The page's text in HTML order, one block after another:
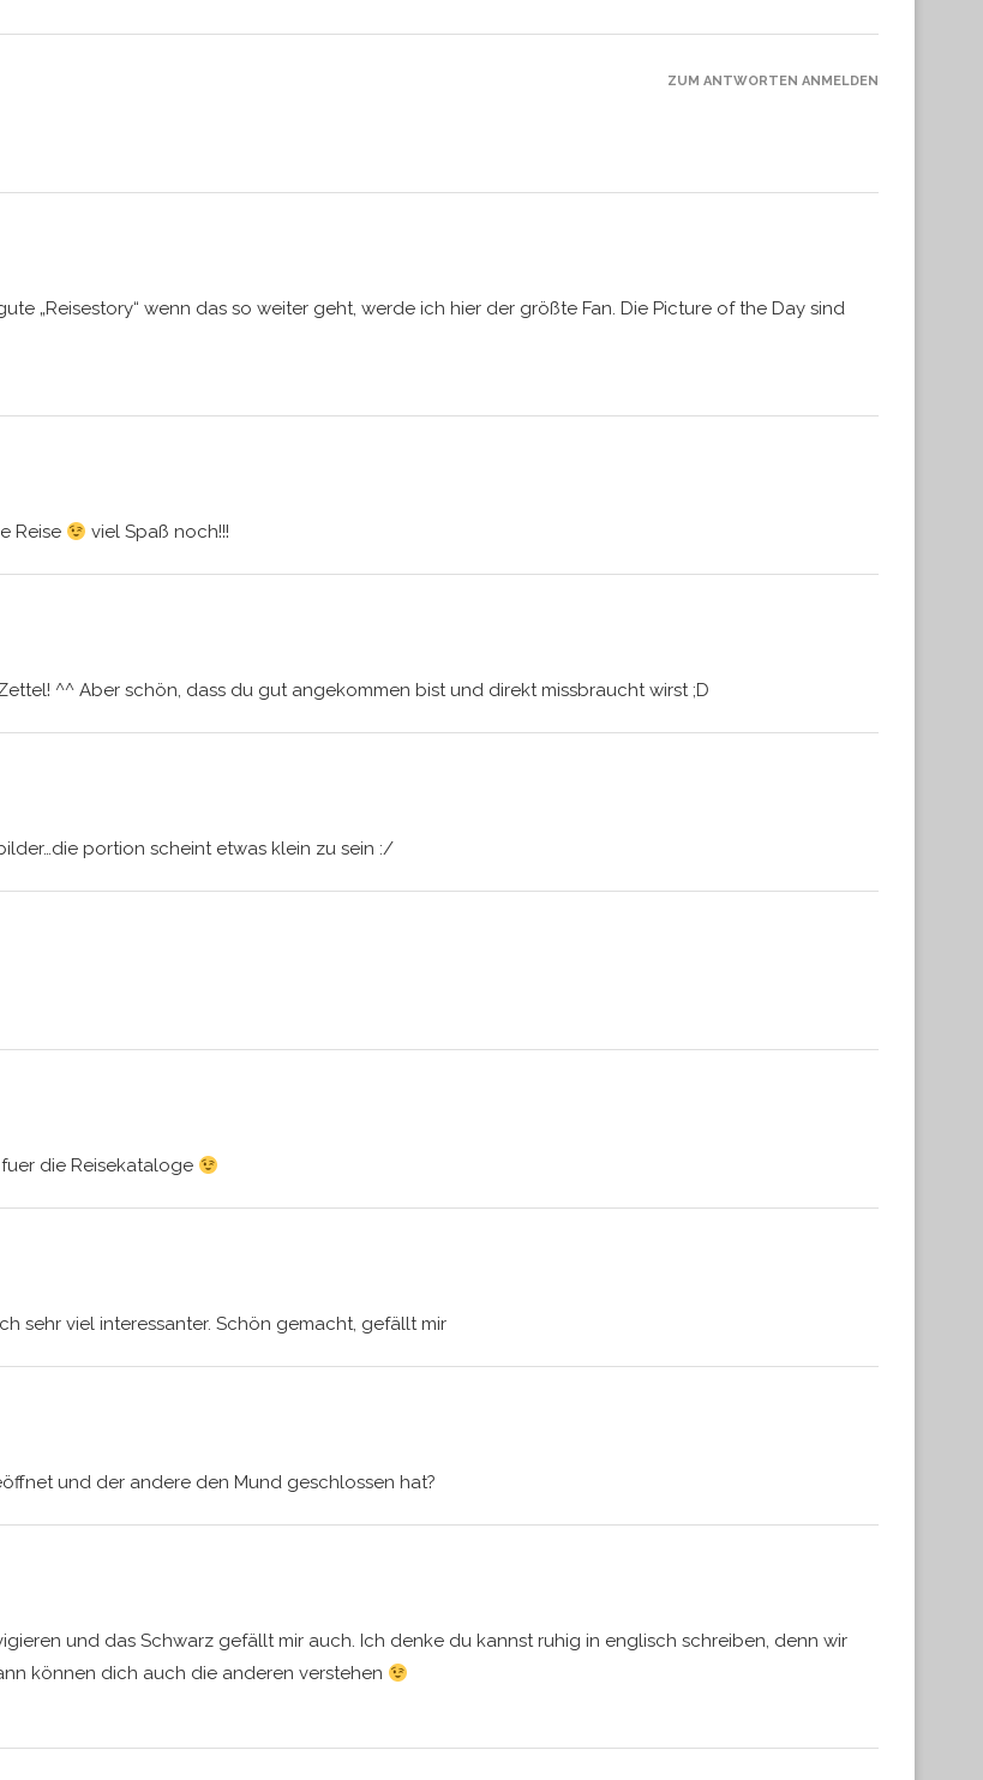
ZUM ANTWORTEN ANMELDEN
„Reisestory“ wenn das so weiter geht, werde ich hier der größte Fan. Die Picture of the Day sind
Reise viel Spaß noch!!!
^^ Aber schön, dass du gut angekommen bist und direkt missbraucht wirst ;D
portion scheint etwas klein zu sein :/
die Reisekataloge
sehr viel interessanter. Schön gemacht, gefällt mir
und der andere den Mund geschlossen hat?
und das Schwarz gefällt mir auch. Ich denke du kannst ruhig in englisch schreiben, denn wir
können dich auch die anderen verstehen